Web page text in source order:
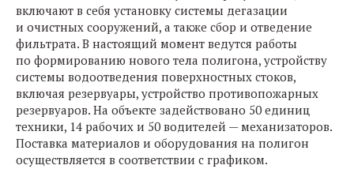
включают в себя установку системы дегазации
и очистных сооружений, а также сбор и отведение
фильтрата. В настоящий момент ведутся работы
по формированию нового тела полигона, устройству
системы водоотведения поверхностных стоков,
включая резервуары, устройство противопожарных
резервуаров. На объекте задействовано 50 единиц
техники, 14 рабочих и 50 водителей — механизаторов.
Поставка материалов и оборудования на полигон
осуществляется в соответствии с графиком.